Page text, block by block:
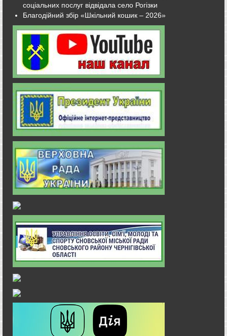
соціальних послуг відвідала село Рогізки
Благодійний збір «Шкільний кошик – 2026»